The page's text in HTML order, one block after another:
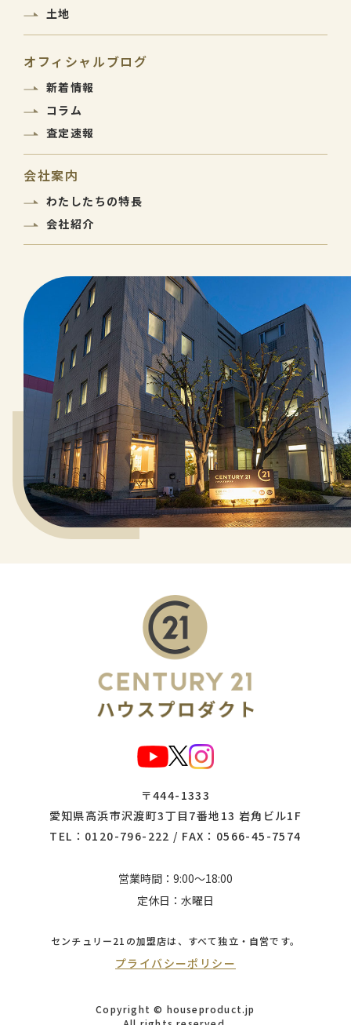
土地
オフィシャルブログ
新着情報
コラム
査定速報
会社案内
わたしたちの特長
会社紹介
〒444-1333
愛知県高浜市沢渡町3丁目7番地13 岩角ビル1F
TEL： 0120-796-222 / FAX：0566-45-7574
営業時間：9:00～18:00
定休日：水曜日
センチュリー21の加盟店は、 すべて独立・自営です。
プライバシーポリシー
Copyright © houseproduct.jp